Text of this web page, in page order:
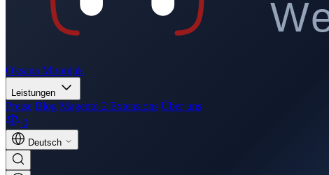
Oksana Mironjuk
Leistungen
Preise Blog Magento 2 Extensions Über uns
0
Deutsch